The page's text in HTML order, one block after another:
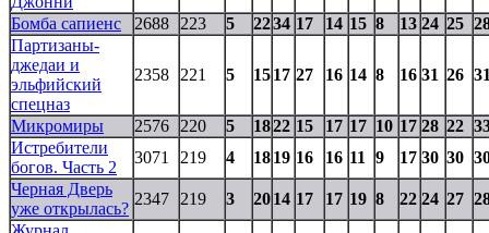
Бомба сапиенс
2688 223 5 2234 17 14 15 8 13 24 25
Партизаны-
джедаи и
эльфийский
спецназ
2358 221 5 1517 27 16 14 8 16 31 26
Микромиры 2576 220 5 1822 15 17 17 10 17 28 22
Истребители
богов. Часть 2
3071 219 4 1819 16 16 11 9 17 30 30
Черная Дверь
уже открылась?
2347 219 3 2014 17 17 19 8 22 24 27